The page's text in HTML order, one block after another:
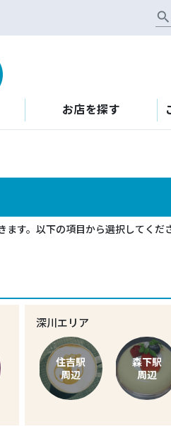
search
お店を探す
す。以下の項目から選択してくだ
深川エリア
住吉駅
周辺
森下駅
周辺